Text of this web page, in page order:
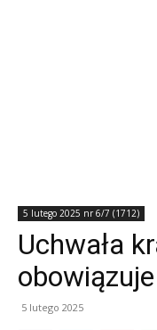
5 lutego 2025 nr 6/7 (1712)
Uchwała
obowiązuje
5 lutego 2025